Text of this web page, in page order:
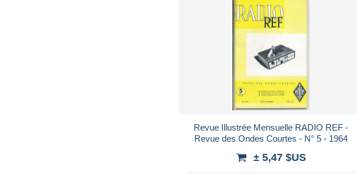
Revue Illustrée Mensuelle RADIO REF -
Revue des Ondes Courtes - N° 5 - 1964
± 5,47 $US